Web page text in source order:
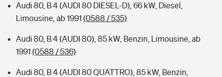
Audi 80, B 4 (AUDI 80 DIESEL-D), 66 kW, Diesel,
Limousine, ab 1991 (0588 / 535)
Audi 80, B 4 (AUDI 80), 85 kW, Benzin, Limousine, ab
1991 (0588 / 536)
Audi 80, B 4 (AUDI 80 QUATTRO), 85 kW, Benzin,